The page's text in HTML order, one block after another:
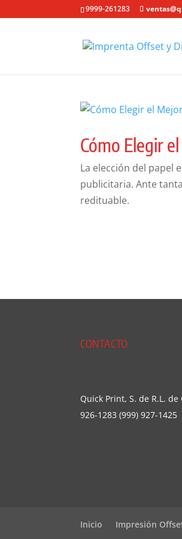
9999-261283
Cómo Elegir
La elección del papel
publicitaria. Ante
redituable.
CONTACTO
Quick Print, S. de R.L. de
926-1283 (999) 927-1425
Inicio Impresión